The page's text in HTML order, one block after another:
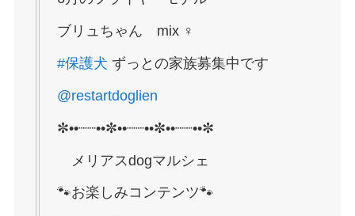
ブリュちゃん mix ♀
#保護犬 ずっとの家族募集中です
@restartdoglien
✼••┈┈••✼••┈┈••✼••┈┈••✼
メリアスdogマルシェ
🐾お楽しみコンテンツ🐾